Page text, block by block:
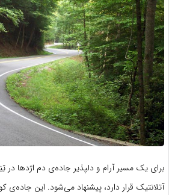
برای یک مسیر آرام‌ و دلپذیر جاده‌ی دم اژدها